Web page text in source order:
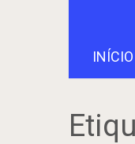
INÍCIO